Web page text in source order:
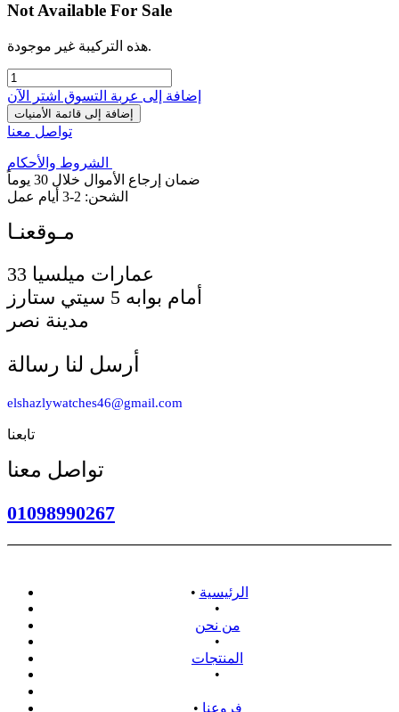
Not Available For Sale
هذه التركيبة غير موجودة.
إضافة إلى عربة التسوق اشترِ الآن
إضافة إلى قائمة الأمنيات
تواصل معنا
الشروط والأحكام
ضمان إرجاع الأموال خلال 30 يوماً
الشحن: 2-3 أيام عمل
أمام بوابه 5 سيتي ستارز
مدينة نصر
أرسل لنا رسالة
elshazlywatches46@gmail.com
تابعنا
تواصل معنا
01098990267
• الرئيسية
•
من نحن
•
المنتجات
•
• فروعنا